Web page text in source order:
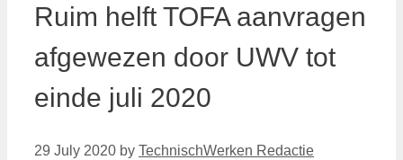
Ruim helft TOFA aanvragen
afgewezen door UWV tot
einde juli 2020
29 July 2020 by TechnischWerken Redactie